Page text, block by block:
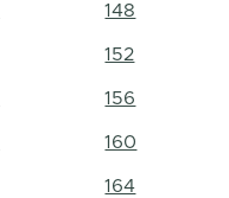
148
152
156
160
164